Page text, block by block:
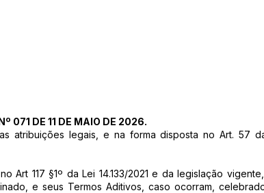
071 DE 11 DE MAIO DE 2026.
atribuições legais, e na forma disposta no Art. 57
Art 117 §1º da Lei 14.133/2021 e da legislação
e seus Termos Aditivos, caso ocorram,